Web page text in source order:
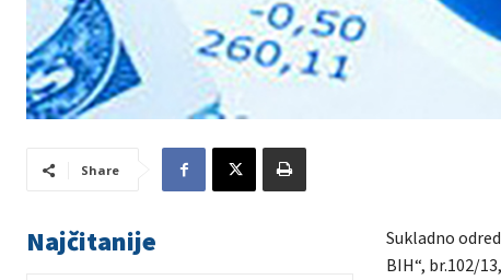
Share
Najčitanije
Sukladno
BIH“, br.102/